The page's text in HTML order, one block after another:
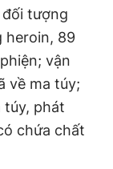
đối tượng
heroin, 89
vận
về ma túy;
túy, phát
chứa chất